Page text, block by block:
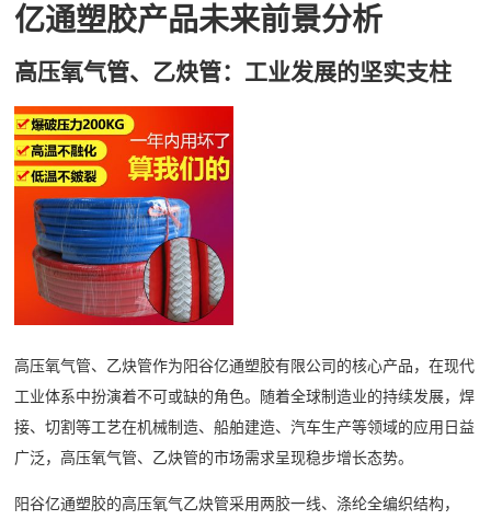
亿通塑胶产品未来前景分析
高压氧气管、乙炔管：工业发展的坚实支柱
高压氧气管、乙炔管作为阳谷亿通塑胶有限公司的核心产品，在现代
工业体系中扮演着不可或缺的角色。随着全球制造业的持续发展，焊
接、切割等工艺在机械制造、船舶建造、汽车生产等领域的应用日益
广泛，高压氧气管、乙炔管的市场需求呈现稳步增长态势。
阳谷亿通塑胶的高压氧气乙炔管采用两胶一线、涤纶全编织结构，